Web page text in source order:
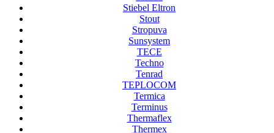
Stiebel Eltron
Stout
Stropuva
Sunsystem
TECE
Techno
Tenrad
TEPLOCOM
Termica
Terminus
Thermaflex
Thermex